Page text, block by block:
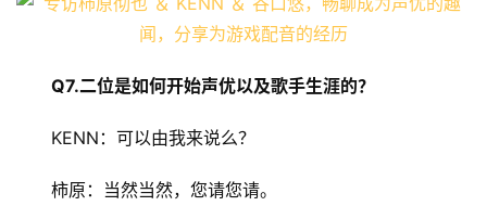
Q7.二位是如何开始声优以及歌手生涯的？
KENN：可以由我来说么？
柿原：当然当然，您请您请。